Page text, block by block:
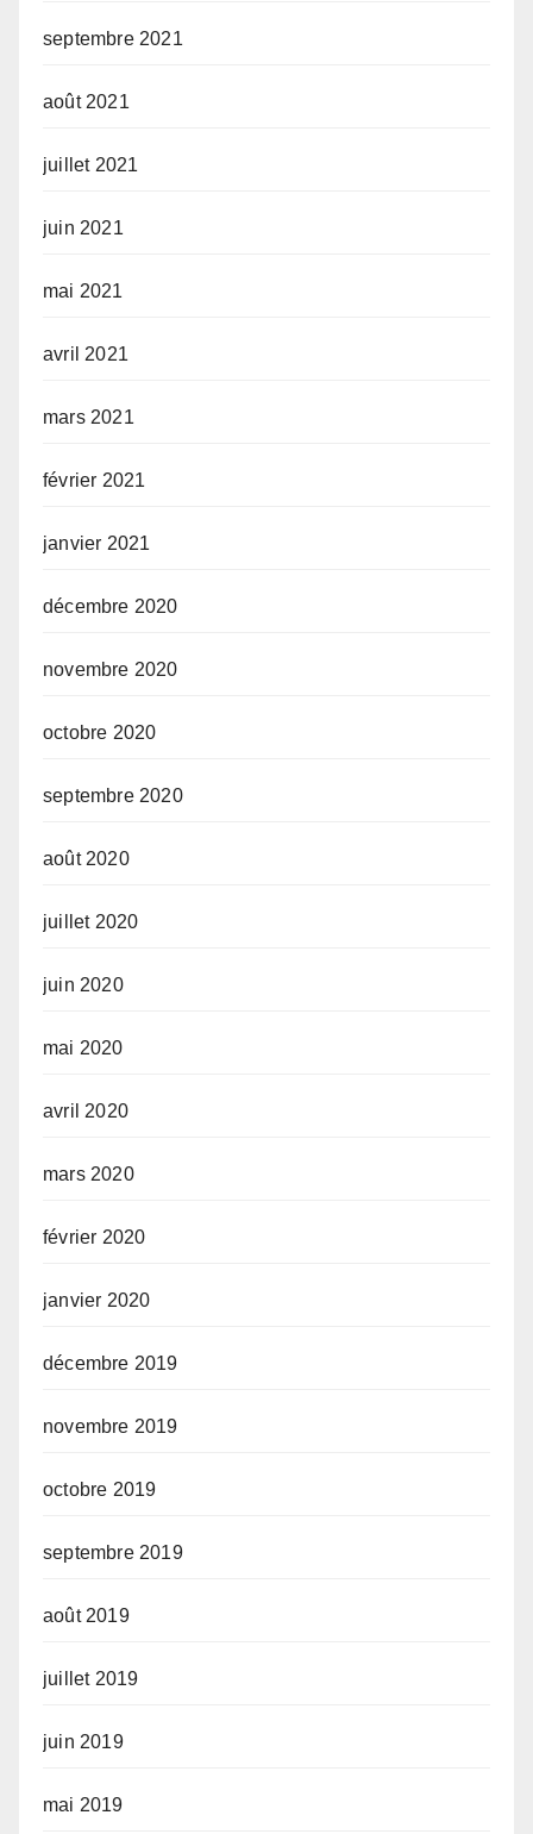
septembre 2021
août 2021
juillet 2021
juin 2021
mai 2021
avril 2021
mars 2021
février 2021
janvier 2021
décembre 2020
novembre 2020
octobre 2020
septembre 2020
août 2020
juillet 2020
juin 2020
mai 2020
avril 2020
mars 2020
février 2020
janvier 2020
décembre 2019
novembre 2019
octobre 2019
septembre 2019
août 2019
juillet 2019
juin 2019
mai 2019